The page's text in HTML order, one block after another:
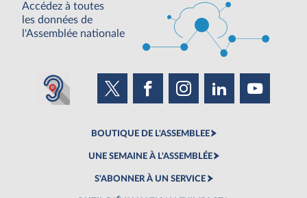
Accédez à toutes
les données de
l'Assemblée nationale
BOUTIQUE DE L'ASSEMBLEE
UNE SEMAINE À L'ASSEMBLÉE
S'ABONNER À UN SERVICE